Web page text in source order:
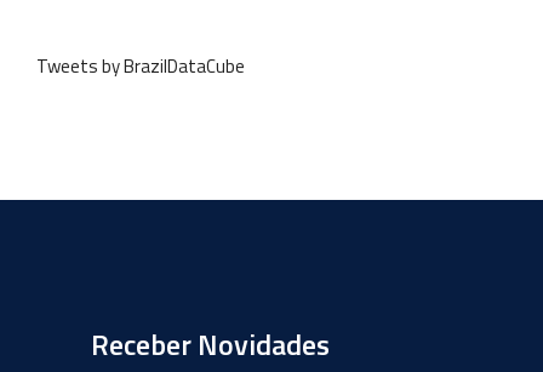
Tweets by BrazilDataCube
Receber Novidades